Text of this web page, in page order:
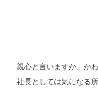
親心と言いますか、か
社長としては気になる